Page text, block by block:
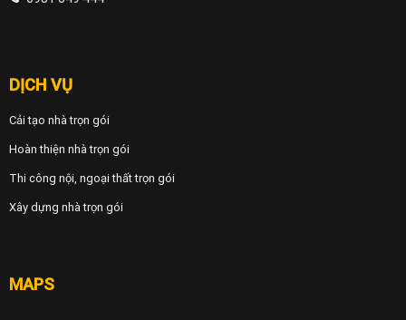
DỊCH VỤ
Cải tạo nhà trọn gói
Hoàn thiện nhà trọn gói
Thi công nội, ngoại thất trọn gói
Xây dựng nhà trọn gói
MAPS